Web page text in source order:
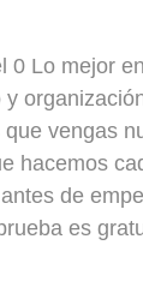
0 Lo mejor
vengas
hacemos
de
es